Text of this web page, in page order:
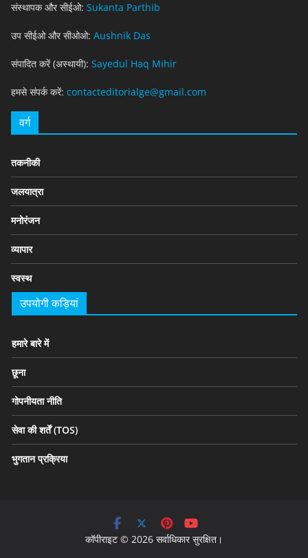
संस्थापक और सीईओ: Sukanta Parthib
उप सीईओ और सीओओ: Aushnik Das
संपादित करें (अस्थायी): Sayedul Haq Mihir
हमसे संपर्क करें: contacteditorialge@gmail.com
वर्ग
तकनीकी
जलयात्रा
मनोरंजन
व्यापार
स्वस्थ
उपयोगी कड़ियां
हमारे बारे में
छूना
गोपनीयता नीति
सेवा की शर्तें (TOS)
भुगतान प्रक्रिया
कॉपीराइट © 2026 सर्वाधिकार सुरक्षित।